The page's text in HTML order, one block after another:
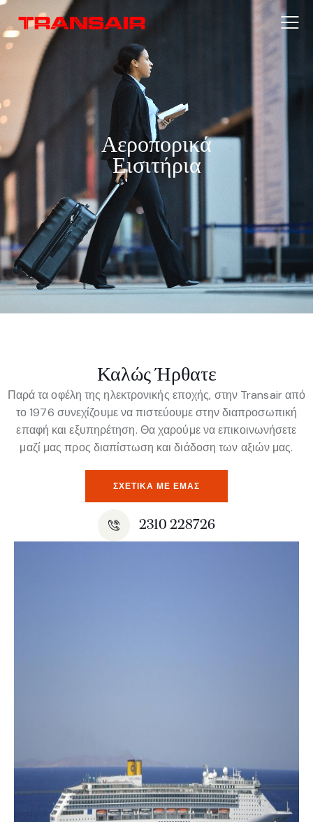
Αεροπορικά
Εισιτήρια
Καλώς Ήρθατε
Παρά τα οφέλη της ηλεκτρονικής εποχής, στην Transair από
το 1976 συνεχίζουμε να πιστεύουμε στην διαπροσωπική
επαφή και εξυπηρέτηση. Θα χαρούμε να επικοινωνήσετε
μαζί μας προς διαπίστωση και διάδοση των αξιών μας.
ΣΧΕΤΙΚΆ ΜΕ ΕΜΆΣ
2310 228726